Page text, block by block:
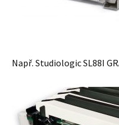
Např. Studiologic SL88I